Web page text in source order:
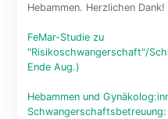
Hebammen. Herzlichen Dank!
FeMar-Studie zu
"Risikoschwangerschaft"/
Ende Aug.)
Hebammen und